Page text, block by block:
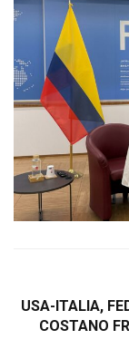
USA-ITALIA,
COSTANO